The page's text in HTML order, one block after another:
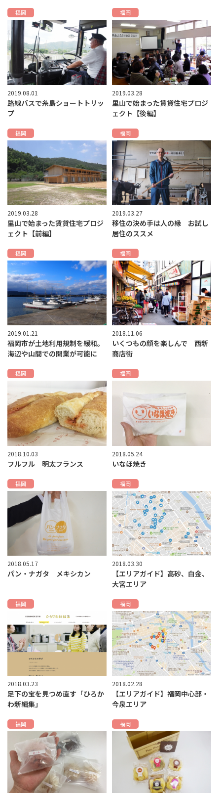
福岡
2019.08.01
路線バスで糸島ショートトリッ
プ
福岡
2019.03.28
里山で始まった賃貸住宅プロジ
ェクト【後編】
福岡
2019.03.28
里山で始まった賃貸住宅プロジ
ェクト【前編】
福岡
2019.03.27
移住の決め手は人の縁 お試し
居住のススメ
福岡
2019.01.21
福岡市が土地利用規制を緩和。
海辺や山間での開業が可能に
福岡
2018.11.06
いくつもの顔を楽しんで 西新
商店街
福岡
2018.10.03
フルフル 明太フランス
福岡
2018.05.24
いなほ焼き
福岡
2018.05.17
パン・ナガタ メキシカン
福岡
2018.03.30
【エリアガイド】高砂、白金、
大宮エリア
福岡
2018.03.23
足下の宝を見つめ直す「ひろか
わ新編集」
福岡
2018.02.28
【エリアガイド】福岡中心部・
今泉エリア
福岡 福岡